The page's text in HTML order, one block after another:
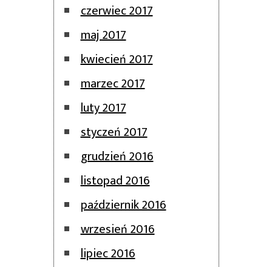
czerwiec 2017
maj 2017
kwiecień 2017
marzec 2017
luty 2017
styczeń 2017
grudzień 2016
listopad 2016
październik 2016
wrzesień 2016
lipiec 2016